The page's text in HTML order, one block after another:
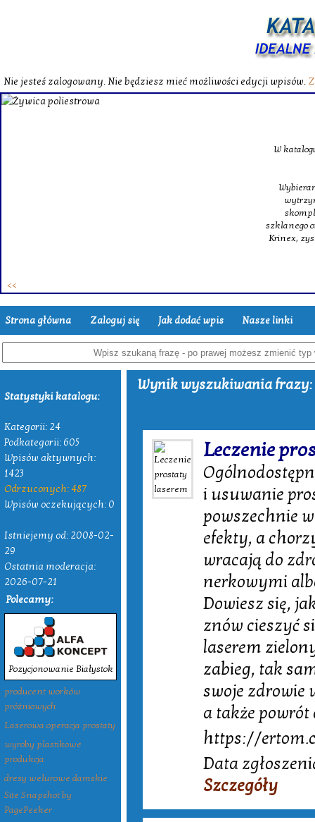
Nie jesteś zalogowany. Nie będziesz mieć możliwości edycji wpisów.
W
szklanego
Krinex,
Strona główna Zaloguj się Jak dodać wpis Nasze linki
Statystyki katalogu:
Kategorii: 24
Podkategorii: 605
Wpisów aktywnych:
1423
Odrzuconych: 487
Wpisów oczekujących: 0
Istniejemy od: 2008-02-
29
Ostatnia moderacja:
2026-07-21
Polecamy:
Pozycjonowanie Białystok
producent worków
próżniowych
Laserowa operacja prostaty
wyroby plastikowe
produkcja
dresy welurowe damskie
Site Snapshot by
PagePeeker
Wynik wyszukiwania frazy:
Leczenie
i usuwanie
powszechnie
efekty, a
wracają do
nerkowymi
Dowiesz się,
znów cieszyć
laserem
zabieg, tak
swoje zdrowie
a także
https://
Data
Szczegóły